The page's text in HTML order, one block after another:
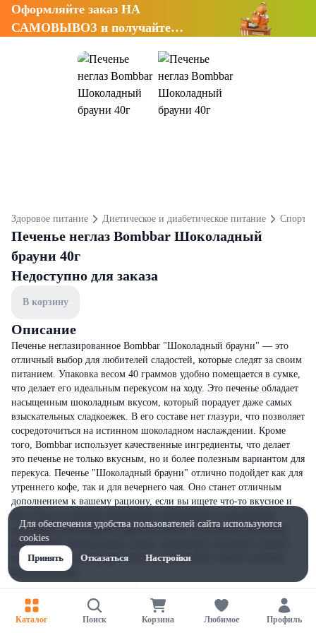
Оформляйте заказ НА
САМОВЫВОЗ и получайте
Здоровое питание Диетическое и диабетическое питание
Печенье неглаз Bombbar Шоколадный
брауни 40г
Недоступно для заказа
В корзину
Описание
Печенье неглазированное Bombbar "Шоколадный брауни" — это
отличный выбор для любителей сладостей, которые следят за своим
питанием. Упаковка весом 40 граммов удобно помещается в сумке,
что делает его идеальным перекусом на ходу. Это печенье обладает
насыщенным шоколадным вкусом, который порадует даже самых
взыскательных сладкоежек. В его составе нет глазури, что позволяет
сосредоточиться на истинном шоколадном наслаждении. Кроме
того, Bombbar использует качественные ингредиенты, что делает
это печенье не только вкусным, но и более полезным вариантом для
перекуса. Печенье "Шоколадный брауни" отлично подойдет как для
утреннего кофе, так и для вечернего чая. Оно станет отличным
дополнением к вашему рациону, если вы ищете что-то вкусное и
настоящим шоколадным удовольствием!Состав:Белки молочные
(концентрат сывороточного белка, концентрат молочного белка),
изомальтоолигосахарид(клетчатка, пребиотик), отруби овсяные,
шоколад (сахар,
Каталог Поиск Корзина Любимое Профиль
Для обеспечения удобства пользователей сайта используются
cookies
Принять
Отказаться Настройки